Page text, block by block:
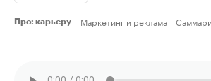
Про: карьеру Маркетинг и реклама